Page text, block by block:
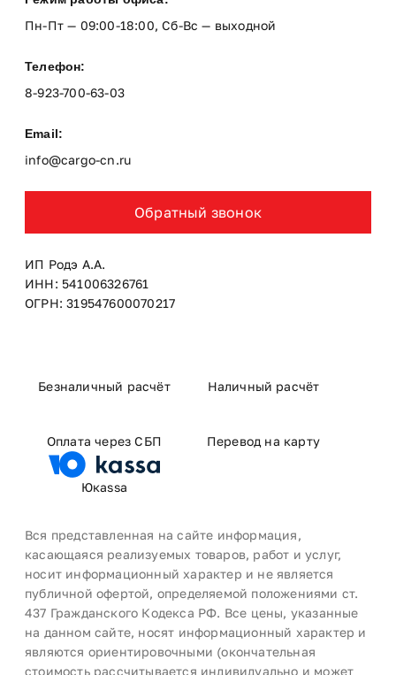
Пн-Пт — 09:00-18:00, Сб-Вс — выходной
Телефон:
8-923-700-63-03
Email:
info@cargo-cn.ru
Обратный звонок
ИП Родэ А.А.
ИНН: 541006326761
ОГРН: 319547600070217
Безналичный расчёт Наличный расчёт
Оплата через СБП Перевод на карту
Юкаssа
Вся представленная на сайте информация,
касающаяся реализуемых товаров, работ и услуг,
носит информационный характер и не является
публичной офертой, определяемой положениями ст.
437 Гражданского Кодекса РФ. Все цены, указанные
на данном сайте, носят информационный характер и
являются ориентировочными (окончательная
стоимость рассчитывается индивидуально и может